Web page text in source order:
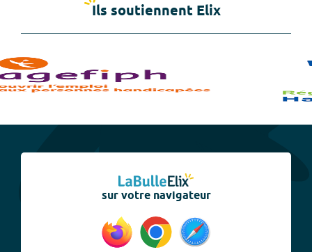
Ils soutiennent Elix
sur votre navigateur